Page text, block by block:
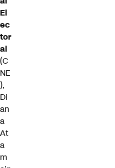
El
ec
tor
al
(C
NE
),
Di
an
a
At
a
m